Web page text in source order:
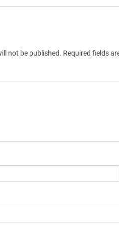
not be published. Required fields